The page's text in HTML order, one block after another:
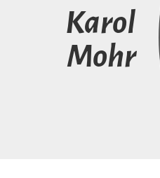
Karol
Mohr